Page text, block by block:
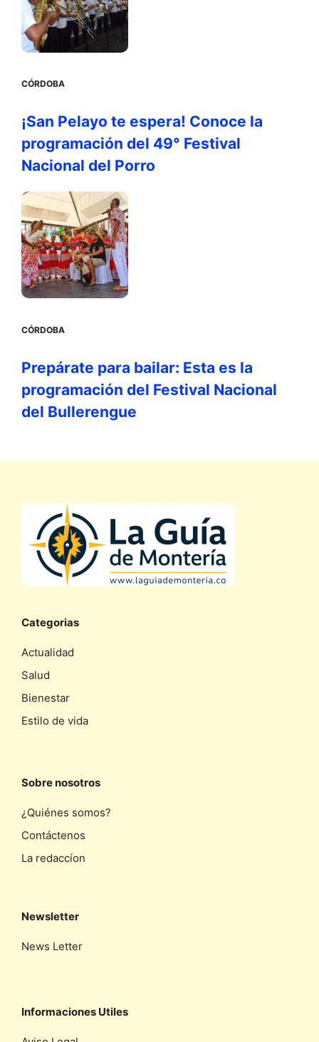
CÓRDOBA
¡San Pelayo te espera! Conoce la
programación del 49° Festival
Nacional del Porro
CÓRDOBA
Prepárate para bailar: Esta es la
programación del Festival Nacional
del Bullerengue
Categorias
Actualidad
Salud
Bienestar
Estilo de vida
Sobre nosotros
¿Quiénes somos?
Contáctenos
La redaccíon
Newsletter
News Letter
Informaciones Utiles